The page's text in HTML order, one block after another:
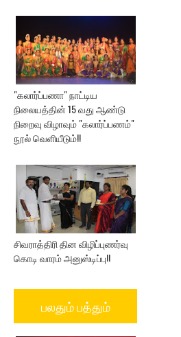
"கலார்ப்பணா" நாட்டிய
நிலையத்தின் 15 வது ஆண்டு
நிறைவு விழாவும் "கலார்ப்பணம்"
நூல் வெளியீடும்!!
சிவராத்திரி தின விழிப்புணர்வு
கொடி வாரம் அனுஸ்டிப்பு!!
பலதும் பத்தும்